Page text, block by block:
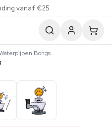
vanaf €25
Bongs